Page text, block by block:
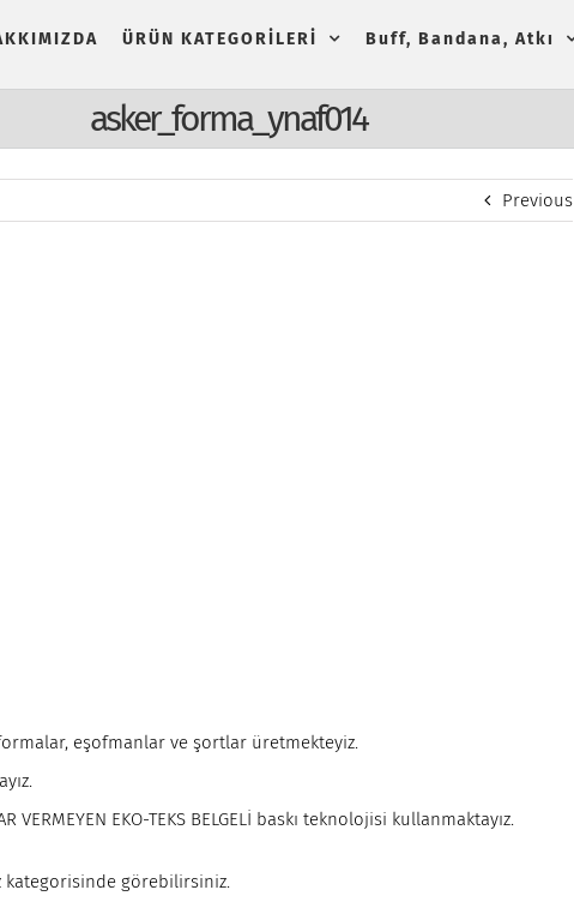
ÜRÜN KATEGORİLERİ Buff, Bandana, Atkı
asker_forma_ynaf014
Previous
eşofmanlar ve şortlar üretmekteyiz.
VERMEYEN EKO-TEKS BELGELİ baskı teknolojisi kullanmaktayız.
kategorisinde görebilirsiniz.